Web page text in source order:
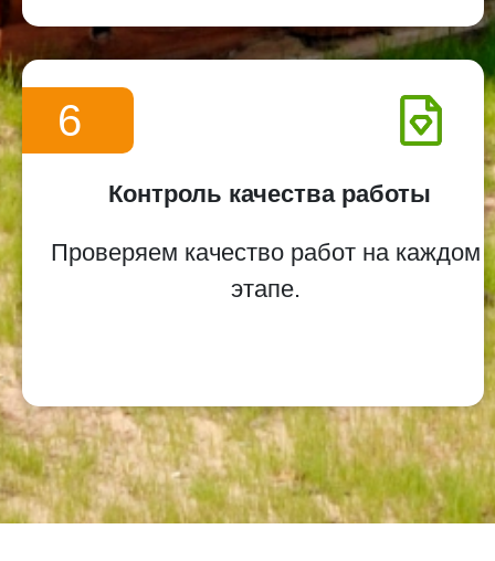
6
Контроль качества работы
Проверяем качество работ на каждом
этапе.